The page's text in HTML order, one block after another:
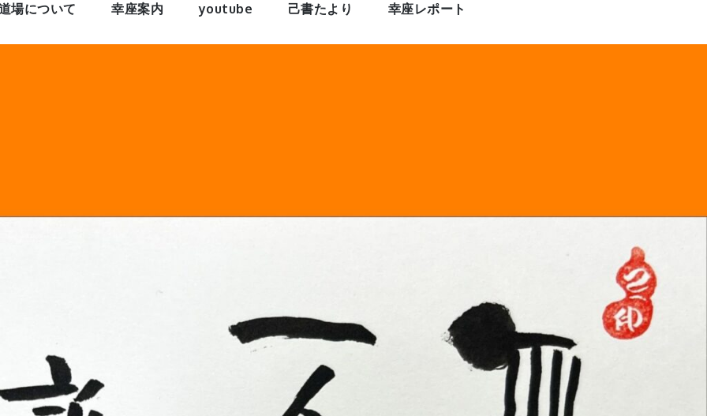
場について 幸座案内 youtube 己書たより 幸座レポート